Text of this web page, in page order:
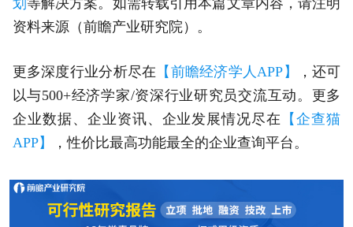
划 等解决方案。如需转载引用本篇文章内容，请注明
资料来源（前瞻产业研究院）。
更多深度行业分析尽在 【前瞻经济学人APP】
，还可
以与500+经济学家/资深行业研究员交流互动。更多
企业数据、企业资讯、企业发展情况尽在
【企查猫
APP】
，性价比最高功能最全的企业查询平台。